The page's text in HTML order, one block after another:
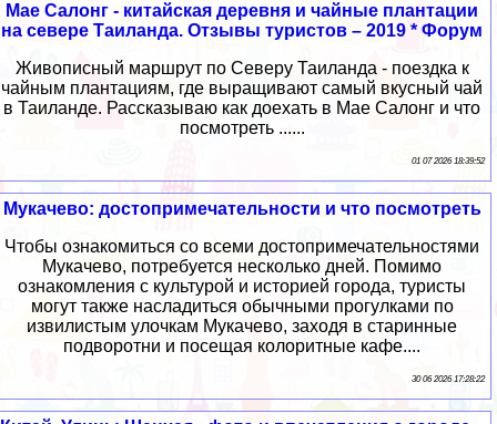
Мае Салонг - китайская деревня и чайные плантации
на севере Таиланда. Отзывы туристов – 2019 * Форум
Живописный маршрут по Северу Таиланда - поездка к
чайным плантациям, где выращивают самый вкусный чай
в Таиланде. Рассказываю как доехать в Мае Салонг и что
посмотреть ......
01 07 2026 18:39:52
Мукачево: достопримечательности и что посмотреть
Чтобы ознакомиться со всеми достопримечательностями
Мукачево, потребуется несколько дней. Помимо
ознакомления с культурой и историей города, туристы
могут также насладиться обычными прогулками по
извилистым улочкам Мукачево, заходя в старинные
подворотни и посещая колоритные кафе....
30 06 2026 17:28:22